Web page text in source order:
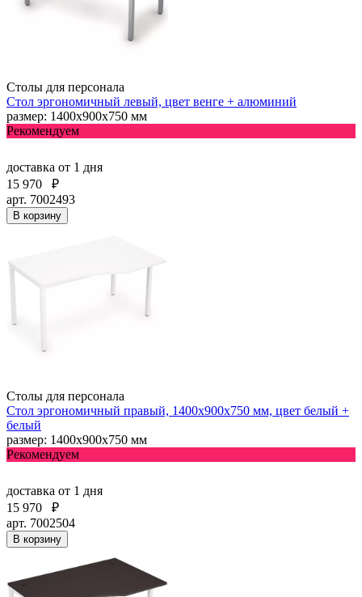
Столы для персонала
Стол эргономичный левый, цвет венге + алюминий
размер: 1400х900х750 мм
Рекомендуем
доставка от 1 дня
15 970
₽
арт. 7002493
В корзину
Столы для персонала
Стол эргономичный правый, 1400х900х750 мм, цвет белый +
белый
размер: 1400х900х750 мм
Рекомендуем
доставка от 1 дня
15 970
₽
арт. 7002504
В корзину